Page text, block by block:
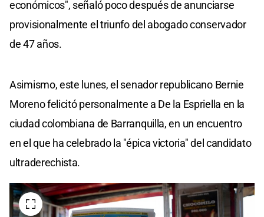
económicos", señaló poco después de anunciarse
provisionalmente el triunfo del abogado conservador
de 47 años.
Asimismo, este lunes, el senador republicano Bernie
Moreno felicitó personalmente a De la Espriella en la
ciudad colombiana de Barranquilla, en un encuentro
en el que ha celebrado la "épica victoria" del candidato
ultraderechista.